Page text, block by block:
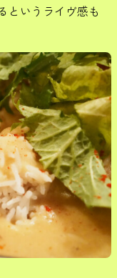
というライヴ感も